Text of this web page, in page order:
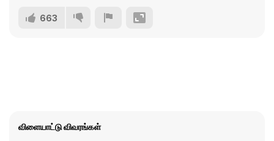
663
விளையாட்டு விவரங்கள்